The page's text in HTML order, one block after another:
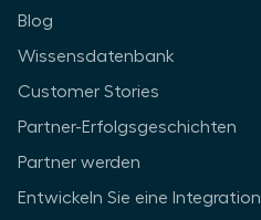
Blog
Wissensdatenbank
Customer Stories
Partner-Erfolgsgeschichten
Partner werden
Entwickeln Sie eine Integration